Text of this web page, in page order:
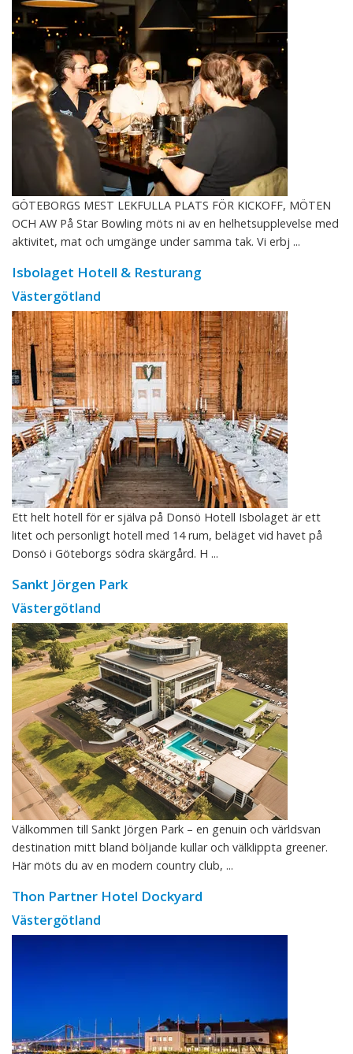
GÖTEBORGS MEST LEKFULLA PLATS FÖR KICKOFF, MÖTEN
OCH AW På Star Bowling möts ni av en helhetsupplevelse med
aktivitet, mat och umgänge under samma tak. Vi erbj ...
Isbolaget Hotell & Resturang
Västergötland
Ett helt hotell för er själva på Donsö Hotell Isbolaget är ett
litet och personligt hotell med 14 rum, beläget vid havet på
Donsö i Göteborgs södra skärgård. H ...
Sankt Jörgen Park
Västergötland
Välkommen till Sankt Jörgen Park – en genuin och världsvan
destination mitt bland böljande kullar och välklippta greener.
Här möts du av en modern country club, ...
Thon Partner Hotel Dockyard
Västergötland